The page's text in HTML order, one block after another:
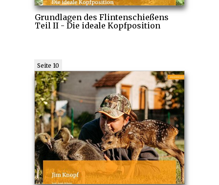
Grundlagen des Flintenschießens
Teil II - Die ideale Kopfposition
Seite 10